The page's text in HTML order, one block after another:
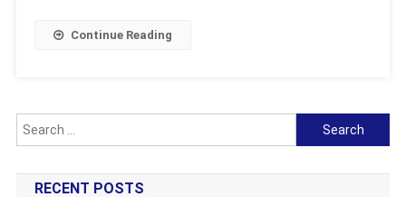
Taman
Continue Reading
Search
for:
RECENT POSTS